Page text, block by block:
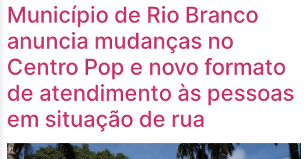
Município de Rio Branco
anuncia mudanças no
Centro Pop e novo formato
de atendimento às pessoas
em situação de rua